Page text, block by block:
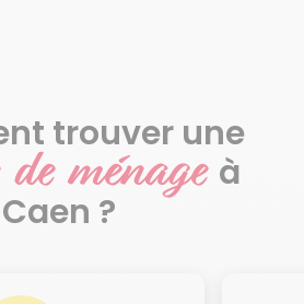
trouver une
ménage à
Caen ?